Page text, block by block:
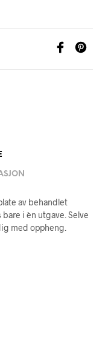
av behandlet
i èn utgave. Selve
med oppheng.